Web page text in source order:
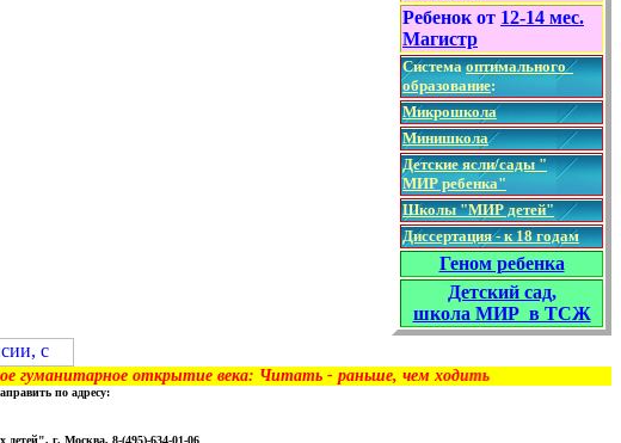
Ребенок от 12-14 мес.
Магистр
Системаоптимального
образование:
Микрошкола
Минишкола
Детские ясли/сады "
МИР ребенка"
Школы "МИР детей"
Диссертация - к 18 годам
Геном ребенка
Детский сад,
школа МИР в ТСЖ
гуманитарное открытие века: Читать - раньше, чем ходить
по адресу:
детей", г. Москва, 8-(495)-634-01-06